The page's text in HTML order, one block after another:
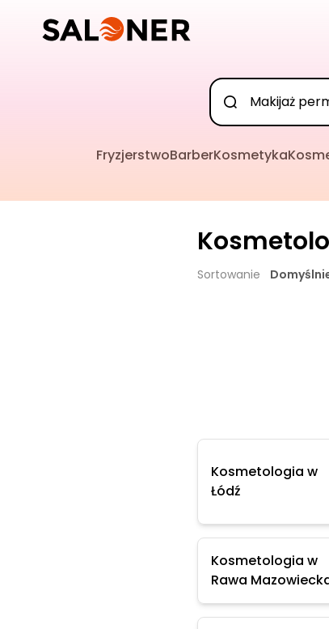
FryzjerstwoBarberKosmetyka
Sortowanie
Kosmetologia w
Łódź
Kosmetologia w
Rawa